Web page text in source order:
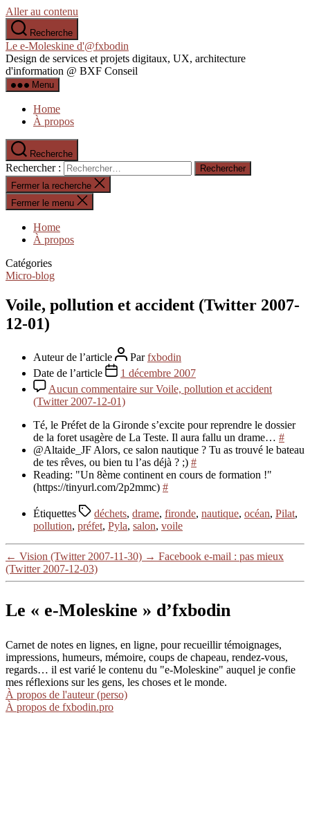
Aller au contenu
Recherche
Le e-Moleskine d'@fxbodin
Design de services et projets digitaux, UX, architecture
d'information @ BXF Conseil
Menu
Home
À propos
Recherche
Rechercher :
Fermer la recherche
Fermer le menu
Home
À propos
Catégories
Micro-blog
Voile, pollution et accident (Twitter 2007-
12-01)
Auteur de l’article Parfxbodin
Date de l’article
1 décembre 2007
Aucun commentaire sur Voile, pollution et accident
(Twitter 2007-12-01)
Té, le Préfet de la Gironde s’excite pour reprendre le dossier
de la foret usagère de La Teste. Il aura fallu un drame… #
@Altaide_JF Alors, ce salon nautique ? Tu as trouvé le bateau
de tes rêves, ou bien tu l’as déjà ? ;) #
Reading: "Un 8ème continent en cours de formation !"
(https://tinyurl.com/2p2mmc) #
Étiquettes déchets, drame, fironde, nautique, océan, Pilat,
pollution, préfet, Pyla, salon, voile
← Vision (Twitter 2007-11-30) → Facebook e-mail : pas mieux
(Twitter 2007-12-03)
Le « e-Moleskine » d’fxbodin
Carnet de notes en lignes, en ligne, pour recueillir témoignages,
impressions, humeurs, mémoire, coups de chapeau, rendez-vous,
regards… il est varié le contenu du "e-Moleskine" auquel je confie
mes réflexions sur les gens, les choses et le monde.
À propos de l'auteur (perso)
À propos de fxbodin.pro